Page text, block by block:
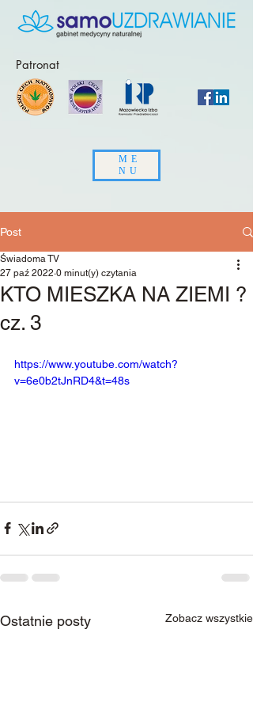
Patronat
ME
NU
Post
KTO MIESZKA NA ZIEMI ?
cz. 3
Świadoma TV
27 paź 2022 0 minut(y) czytania
https://www.youtube.com/watch?
v=6e0b2tJnRD4&t=48s
Ostatnie posty Zobacz wszystkie